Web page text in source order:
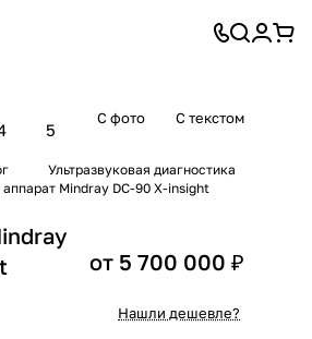
5
С фото С текстом
Ультразвуковая диагностика
Mindray DC-90 X-insight
от 5 700 000 ₽
Нашли дешевле?